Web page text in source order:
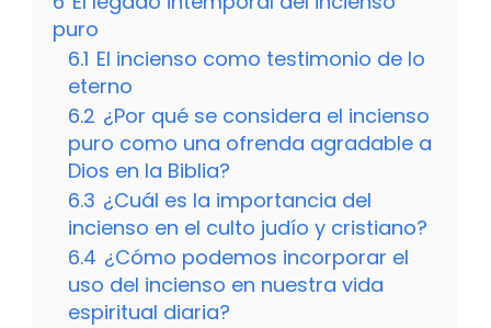
puro
6.1 El incienso como testimonio de lo
eterno
6.2 ¿Por qué se considera el incienso
puro como una ofrenda agradable a
Dios en la Biblia?
6.3 ¿Cuál es la importancia del
incienso en el culto judío y cristiano?
6.4 ¿Cómo podemos incorporar el
uso del incienso en nuestra vida
espiritual diaria?